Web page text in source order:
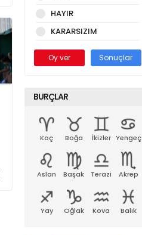
HAYIR
KARARSIZIM
Oy ver Sonuçlar
BURÇLAR
Koç Boğa İkizler Yengeç
Aslan Başak Terazi Akrep
Yay Oğlak Kova Balık